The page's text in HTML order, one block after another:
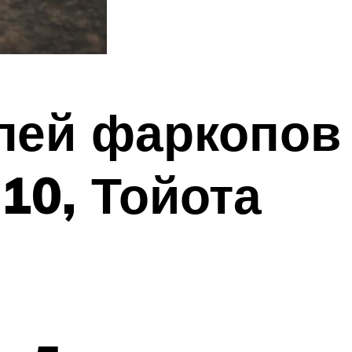
фаркопов
Тойота